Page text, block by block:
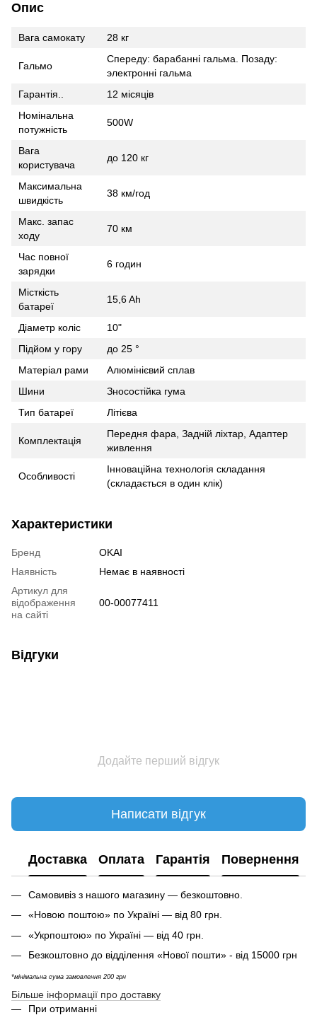
Опис
Вага самокату 28 кг
Гальмо
Спереду: барабанні гальма. Позаду:
электронні гальма
Гарантія..
12 місяців
Номінальна
потужність
500W
Вага
користувача
до 120 кг
Максимальна
швидкість
38 км/год
Макс. запас
ходу
70 км
Час повної
зарядки
6 годин
Місткість
батареї
15,6 Ah
Діаметр коліс
10"
Підйом у гору
до 25 °
Матеріал рами
Алюмінієвий сплав
Шини
Зносостійка гума
Тип батареї
Літієва
Комплектація
Передня фара, Задній ліхтар, Адаптер
живлення
Особливості
Інноваційна технологія складання
(складається в один клік)
Характеристики
Бренд
OKAI
Наявність
Немає в наявності
Артикул для
відображення
на сайті
00-00077411
Відгуки
Додайте перший відгук
Написати відгук
Доставка Оплата Гарантія Повернення
Самовивіз з нашого магазину — безкоштовно.
«Новою поштою» по Україні — від 80 грн.
«Укрпоштою» по Україні — від 40 грн.
Безкоштовно до відділення «Нової пошти» - від 15000 грн
*мінімальна сума замовлення 200 грн
Більше інформації про доставку
При отриманні